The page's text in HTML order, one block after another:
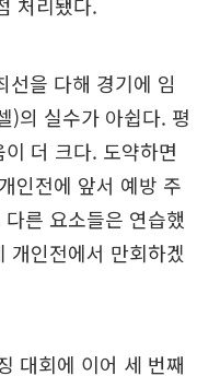
처리됐다.
을 다해 경기에 임
)의 실수가 아쉽다. 평
더 크다. 도약하면
인전에 앞서 예방 주
른 요소들은 연습했
개인전에서 만회하겠
대회에 이어 세 번째